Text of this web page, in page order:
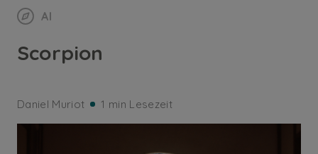
AI
Scorpion
Daniel Muriot 1 min Lesezeit